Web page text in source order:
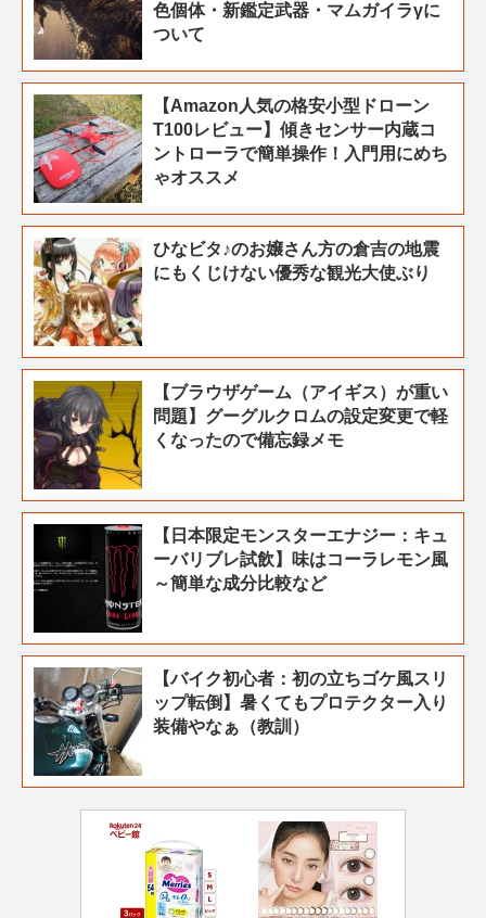
色個体・新鑑定武器・マムガイラγに
ついて
【Amazon人気の格安小型ドローン
T100レビュー】傾きセンサー内蔵コ
ントローラで簡単操作！入門用にめち
ゃオススメ
ひなビタ♪のお嬢さん方の倉吉の地震
にもくじけない優秀な観光大使ぶり
【ブラウザゲーム（アイギス）が重い
問題】グーグルクロムの設定変更で軽
くなったので備忘録メモ
【日本限定モンスターエナジー：キュ
ーバリブレ試飲】味はコーラレモン風
～簡単な成分比較など
【バイク初心者：初の立ちゴケ風スリ
ップ転倒】暑くてもプロテクター入り
装備やなぁ（教訓）